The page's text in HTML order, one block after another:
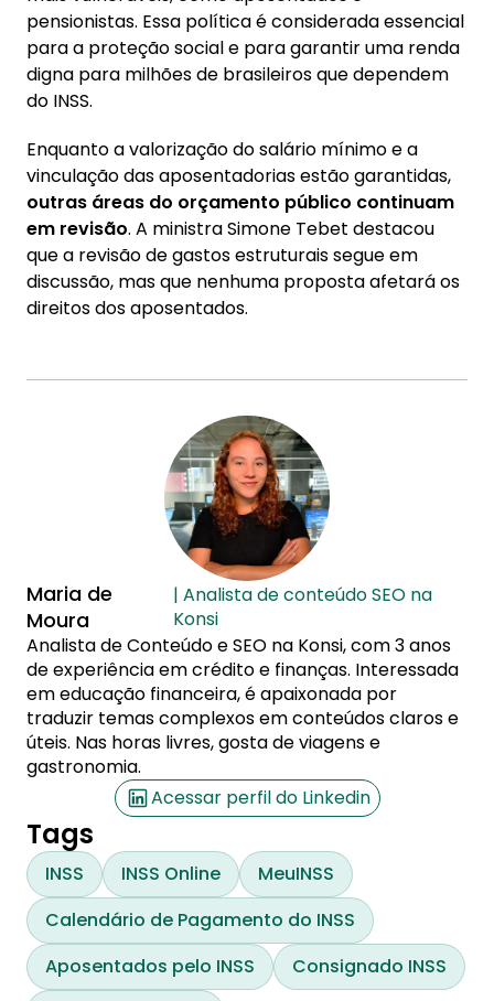
pensionistas. Essa política é considerada essencial
para a proteção social e para garantir uma renda
digna para milhões de brasileiros que dependem
do INSS.
Enquanto a valorização do salário mínimo e a
vinculação das aposentadorias estão garantidas,
outras áreas do orçamento público continuam
em revisão. A ministra Simone Tebet destacou
que a revisão de gastos estruturais segue em
discussão, mas que nenhuma proposta afetará os
direitos dos aposentados.
Maria de
Moura
| Analista de conteúdo SEO na
Konsi
Analista de Conteúdo e SEO na Konsi, com 3 anos
de experiência em crédito e finanças. Interessada
em educação financeira, é apaixonada por
traduzir temas complexos em conteúdos claros e
úteis. Nas horas livres, gosta de viagens e
gastronomia.
Acessar perfil do Linkedin
Tags
INSS INSS Online
MeuINSS
Calendário de Pagamento do INSS
Aposentados pelo INSS
Consignado INSS